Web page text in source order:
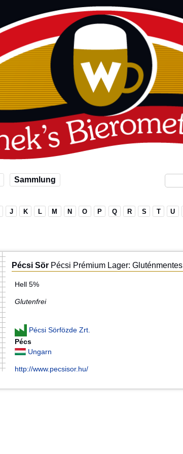
Sammlung
J K L M N O P Q R S T U
Pécsi Sör Pécsi Prémium Lager: Gluténmentes
Hell 5%
Glutenfrei
Pécsi Sörfözde Zrt.
Pécs
Ungarn
http://www.pecsisor.hu/